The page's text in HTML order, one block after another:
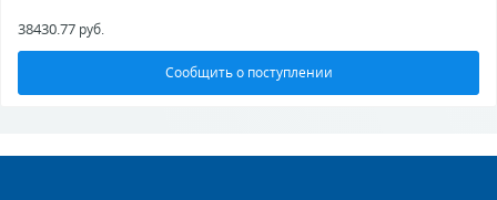
38430.77 руб.
Сообщить о поступлении